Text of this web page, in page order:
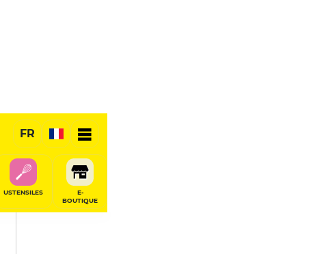
FR
USTENSILES
E-
BOUTIQUE
PARTAGER